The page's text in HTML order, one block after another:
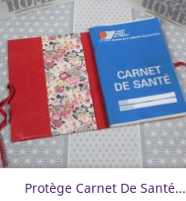
Protège Carnet De Santé...